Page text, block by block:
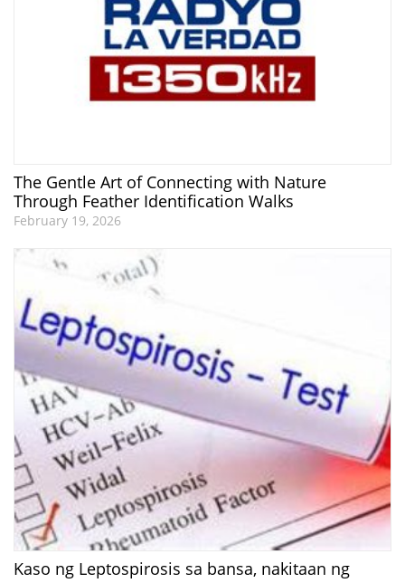
The Gentle Art of Connecting with Nature
Through Feather Identification Walks
February 19, 2026
Kaso ng Leptospirosis sa bansa, nakitaan ng